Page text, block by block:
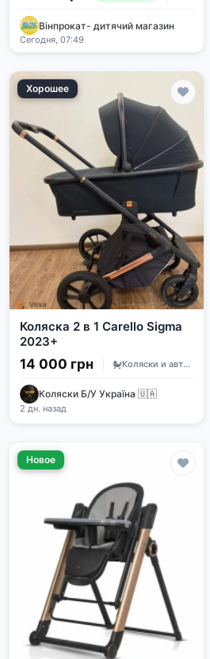
Вінпрокат- дитячий магазин
Сегодня, 07:49
Хорошее
Коляска 2 в 1 Carello Sigma
2023+
14 000 грн Коляски и автокресла
Коляски Б/У Україна 🇺🇦
2 дн. назад
Новое